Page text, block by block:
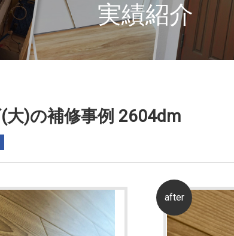
実績紹介
)の補修事例 2604dm